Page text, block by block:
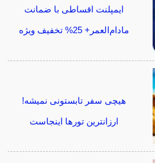
ایمپلنت اقساطی با ضمانت
مادام‌العمر+ 25% تخفیف ویژه
هیچی سفر تابستونی نمیشه!
ارزانترین تورها اینجاست